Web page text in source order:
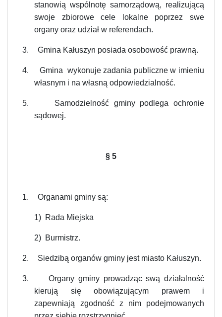
stanowią wspólnotę samorządową, realizującą
swoje zbiorowe cele lokalne poprzez swe
organy oraz udział w referendach.
3. Gmina Kałuszyn posiada osobowość prawną.
4.
Gmina wykonuje zadania publiczne w imieniu
własnym i na własną odpowiedzialność.
5.
Samodzielność gminy podlega ochronie
sądowej.
§ 5
1. Organami gminy są:
1) Rada Miejska
2) Burmistrz.
2. Siedzibą organów gminy jest miasto Kałuszyn.
3.
Organy gminy prowadząc swą działalność
kierują się obowiązującym prawem i
zapewniają zgodność z nim podejmowanych